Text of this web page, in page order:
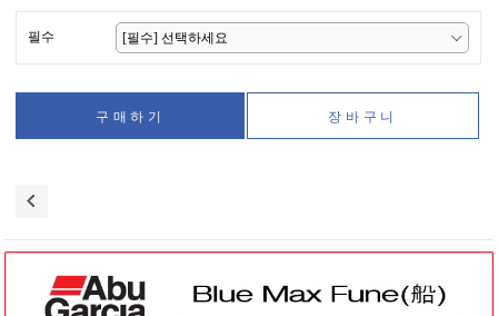
필수